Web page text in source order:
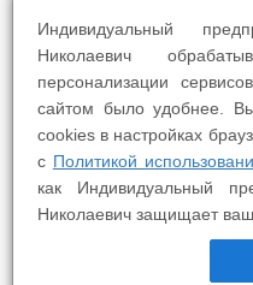
Киров,
Киров,
2025 © Yokohama
Индивидуальный
Николаевич
персонализации
сайтом было удобнее.
cookies в настройках
с Политикой
как Индивидуальный
Николаевич защищает